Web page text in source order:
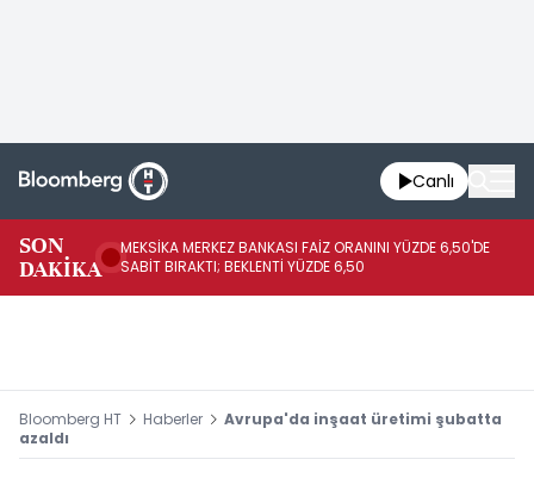
Canlı
SON
DAKİKA
MEKSİKA MERKEZ BANKASI FAİZ ORANINI YÜZDE 6,50'DE
SABİT BIRAKTI; BEKLENTİ YÜZDE 6,50
Bloomberg HT Haberler
Avrupa'da inşaat üretimi şubatta
azaldı